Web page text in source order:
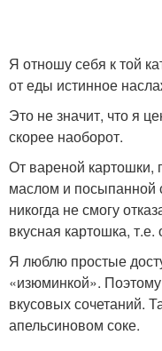
Я отношу себя к той
от еды истинное
Это не значит, что я
скорее наоборот.
От вареной картошки,
маслом и посыпанной
никогда не смогу
вкусная картошка,
Я люблю простые
«изюминкой».
вкусовых сочетаний.
апельсиновом соке.